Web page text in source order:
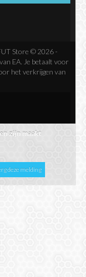
Store © 2026 -
EA. Je betaalt voor
het verkrijgen van
zijn maakt
deze melding